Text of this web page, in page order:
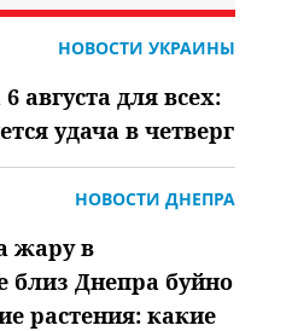
НОВОСТИ УКРАИНЫ
августа для всех:
удача в четверг
НОВОСТИ ДНЕПРА
жару в
близ Днепра буйно
растения: какие